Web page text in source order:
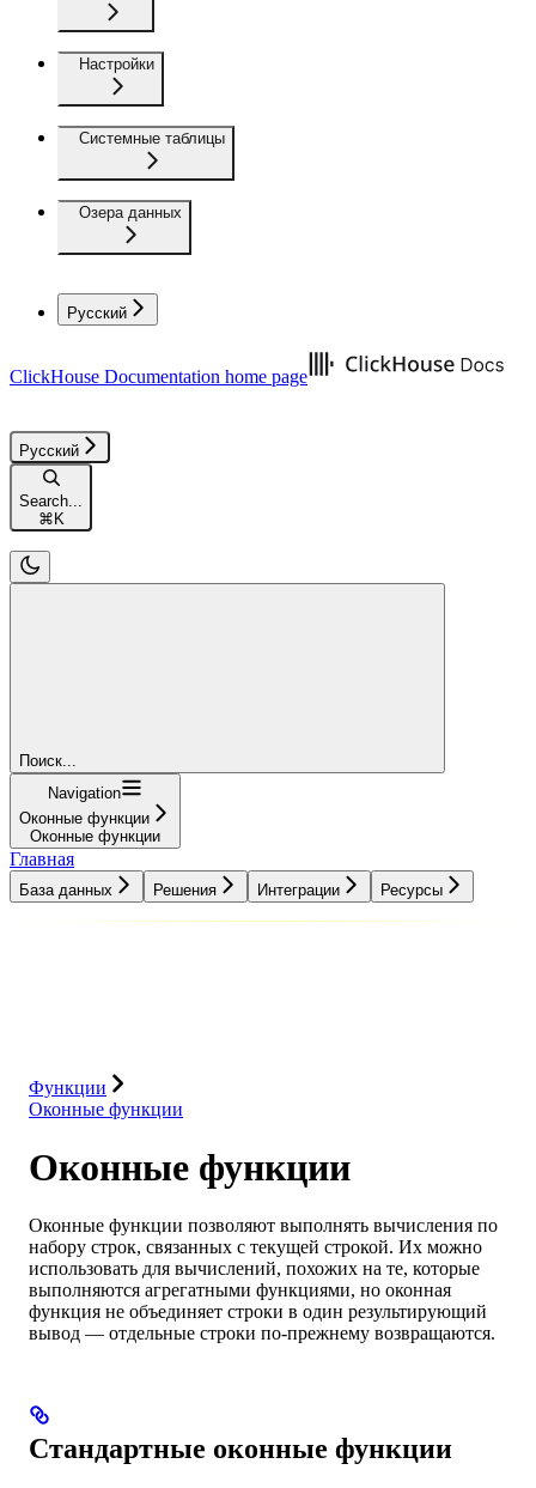
Настройки
Системные таблицы
Озера данных
Русский
ClickHouse Documentation home page
Русский
Search...
⌘K
Поиск...
Navigation
Оконные функции
Оконные функции
Главная
База данных Решения Интеграции Ресурсы
Функции
Оконные функции
Оконные функции
Оконные функции позволяют выполнять вычисления по
набору строк, связанных с текущей строкой. Их можно
использовать для вычислений, похожих на те, которые
выполняются агрегатными функциями, но оконная
функция не объединяет строки в один результирующий
вывод — отдельные строки по-прежнему возвращаются.
Стандартные оконные функции